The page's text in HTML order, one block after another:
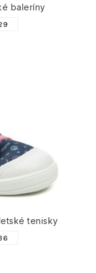
baleríny
tenisky